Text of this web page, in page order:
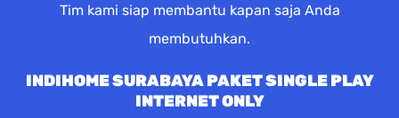
Tim kami siap membantu kapan saja Anda
membutuhkan.
INDIHOME SURABAYA PAKET SINGLE PLAY
INTERNET ONLY